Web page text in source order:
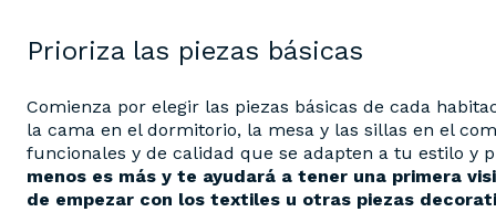
Prioriza las piezas básicas
Comienza por elegir las piezas básicas de cada
la cama en el dormitorio, la mesa y las sillas en el
funcionales y de calidad que se adapten a tu estilo y
menos es más y te ayudará a tener una primera
de empezar con los textiles u otras piezas